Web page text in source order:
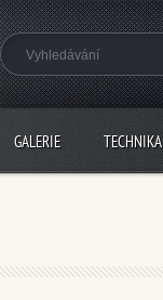
GALERIE TECHNIKA